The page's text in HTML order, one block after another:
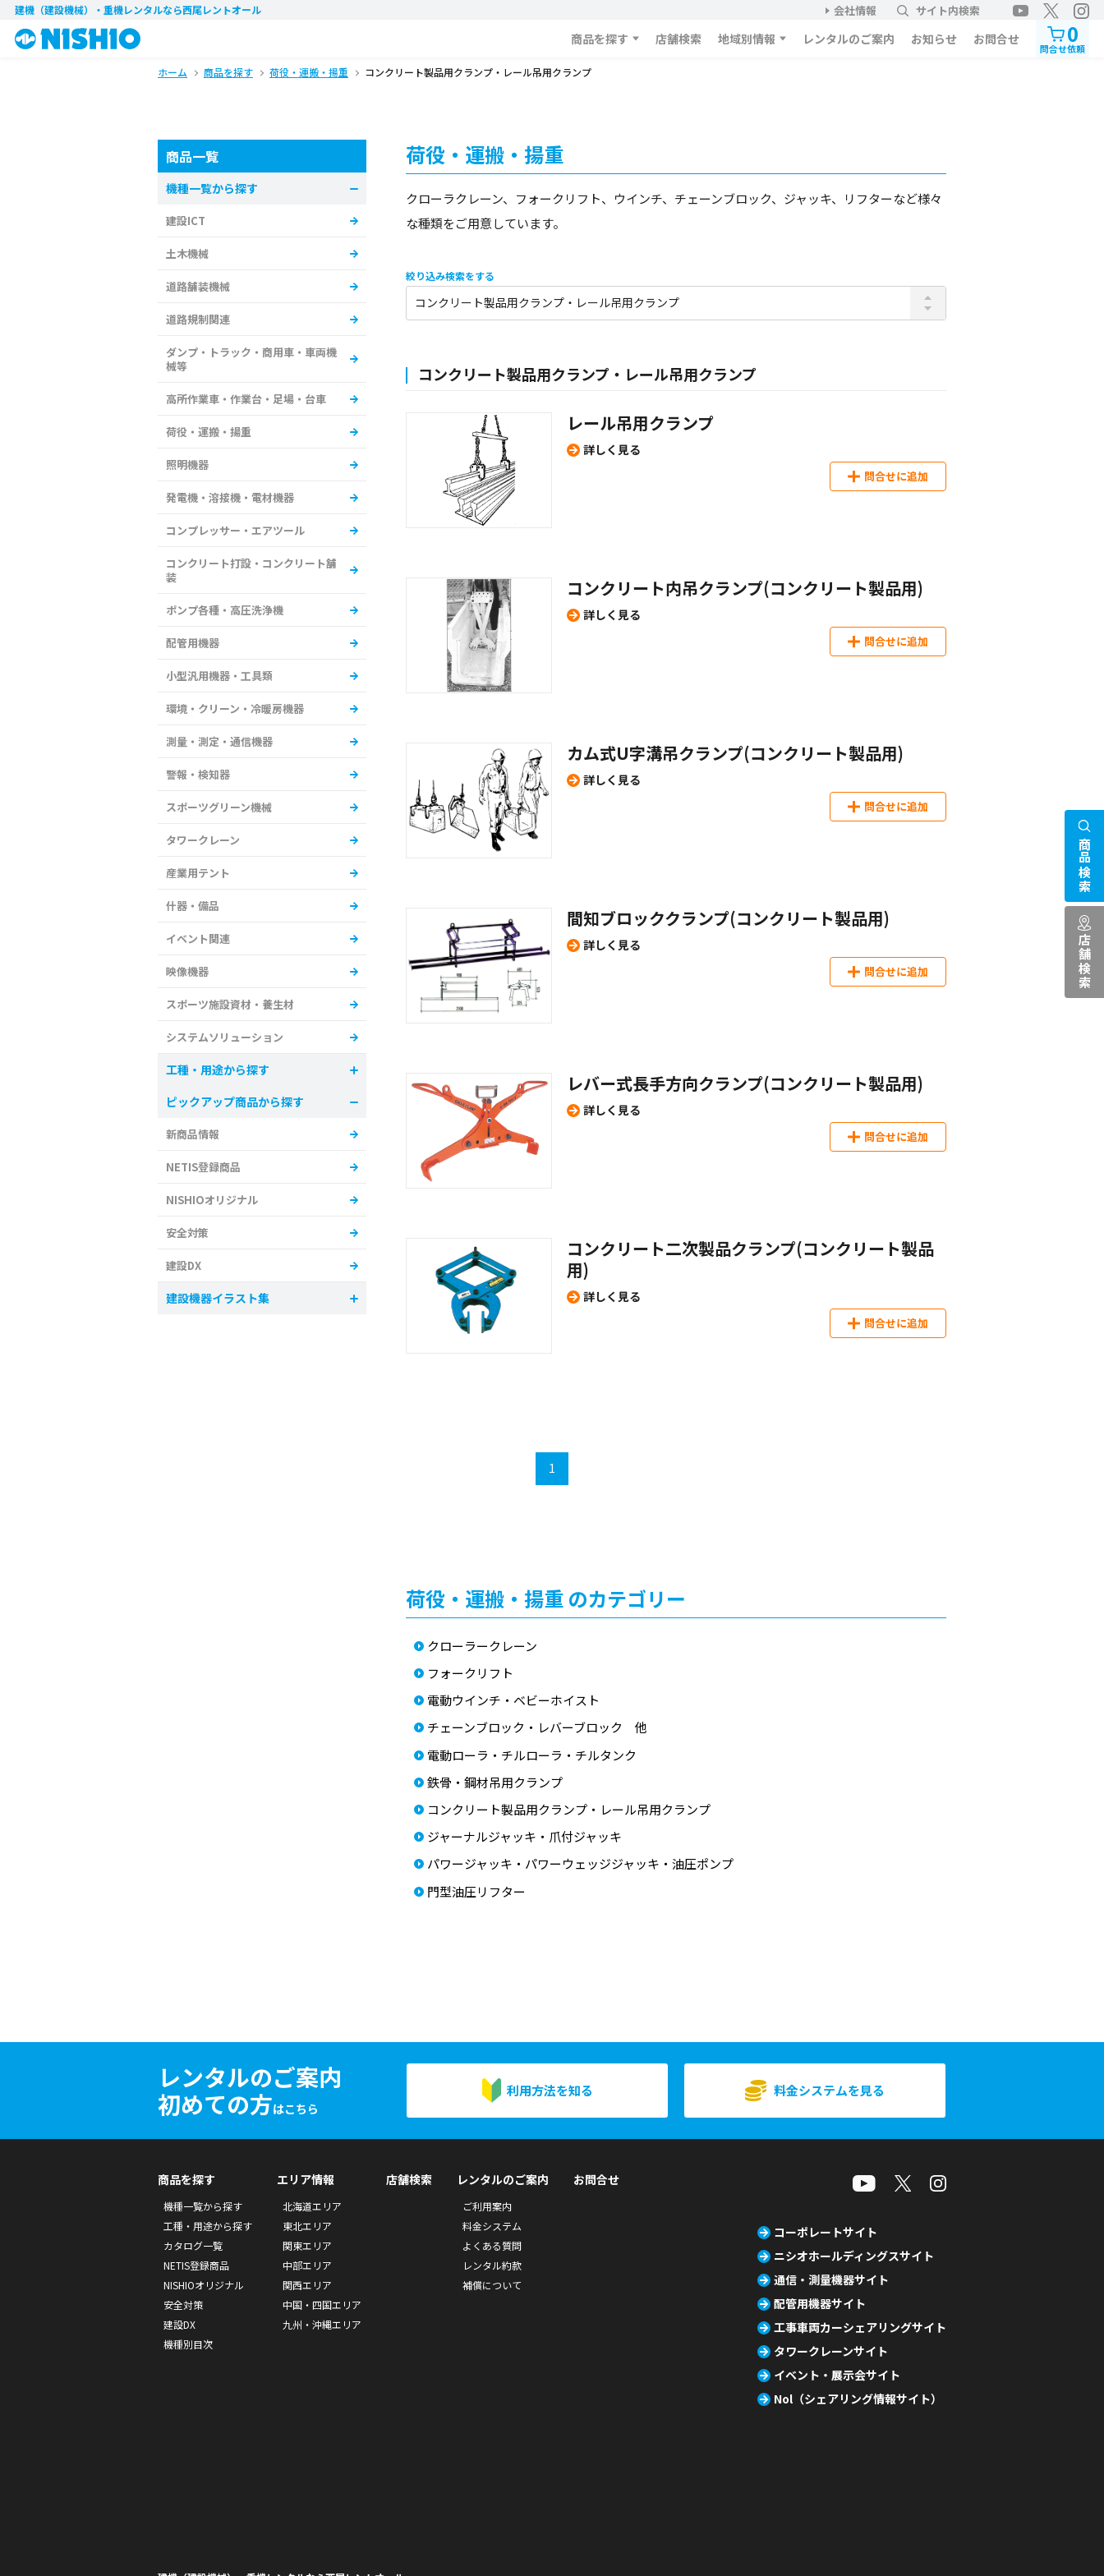
建機（建設機械）・重機レンタルなら西尾レントオール 会社情報 サイト内検索
商品を探す 店舗検索 地域別情報 レンタルのご案内 お知らせ お問合せ 0
問合せ依頼
ホーム 商品を探す 荷役・運搬・揚重 コンクリート製品用クランプ・レール吊用クランプ
荷役・運搬・揚重
クローラクレーン、フォークリフト、ウインチ、チェーンブロック、ジャッキ、リフターなど様々
な種類をご用意しています。
絞り込み検索をする
コンクリート製品用クランプ・レール吊用クランプ
レール吊用クランプ
詳しく見る
問合せに追加
コンクリート内吊クランプ(コンクリート製品用)
詳しく見る
問合せに追加
カム式U字溝吊クランプ(コンクリート製品用)
詳しく見る
問合せに追加
間知ブロッククランプ(コンクリート製品用)
詳しく見る
問合せに追加
レバー式長手方向クランプ(コンクリート製品用)
詳しく見る
問合せに追加
コンクリート二次製品クランプ(コンクリート製品
用)
詳しく見る
問合せに追加
1
荷役・運搬・揚重 のカテゴリー
クローラークレーン
フォークリフト
電動ウインチ・ベビーホイスト
チェーンブロック・レバーブロック 他
電動ローラ・チルローラ・チルタンク
鉄骨・鋼材吊用クランプ
コンクリート製品用クランプ・レール吊用クランプ
ジャーナルジャッキ・爪付ジャッキ
パワージャッキ・パワーウェッジジャッキ・油圧ポンプ
門型油圧リフター
商品一覧
機種一覧から探す
建設ICT
土木機械
道路舗装機械
道路規制関連
ダンプ・トラック・商用車・車両機
械等
高所作業車・作業台・足場・台車
荷役・運搬・揚重
照明機器
発電機・溶接機・電材機器
コンプレッサー・エアツール
コンクリート打設・コンクリート舗
装
ポンプ各種・高圧洗浄機
配管用機器
小型汎用機器・工具類
環境・クリーン・冷暖房機器
測量・測定・通信機器
警報・検知器
スポーツグリーン機械
タワークレーン
産業用テント
什器・備品
イベント関連
映像機器
スポーツ施設資材・養生材
システムソリューション
工種・用途から探す
ピックアップ商品から探す
新商品情報
NETIS登録商品
NISHIOオリジナル
安全対策
建設DX
建設機器イラスト集
レンタルのご案内
初めての方はこちら
利用方法を知る 料金システムを見る
商品検索
店舗検索
商品を探す
機種一覧から探す
工種・用途から探す
カタログ一覧
NETIS登録商品
NISHIOオリジナル
安全対策
建設DX
機種別目次
エリア情報
北海道エリア
東北エリア
関東エリア
中部エリア
関西エリア
中国・四国エリア
九州・沖縄エリア
店舗検索 レンタルのご案内
ご利用案内
料金システム
よくある質問
レンタル約款
補償について
お問合せ
コーポレートサイト
ニシオホールディングスサイト
通信・測量機器サイト
配管用機器サイト
工事車両カーシェアリングサイト
タワークレーンサイト
イベント・展示会サイト
Nol（シェアリング情報サイト）